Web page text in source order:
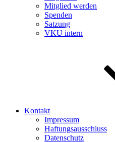
Mitglied werden
Spenden
Satzung
VKU intern
Kontakt
Impressum
Haftungsausschluss
Datenschutz